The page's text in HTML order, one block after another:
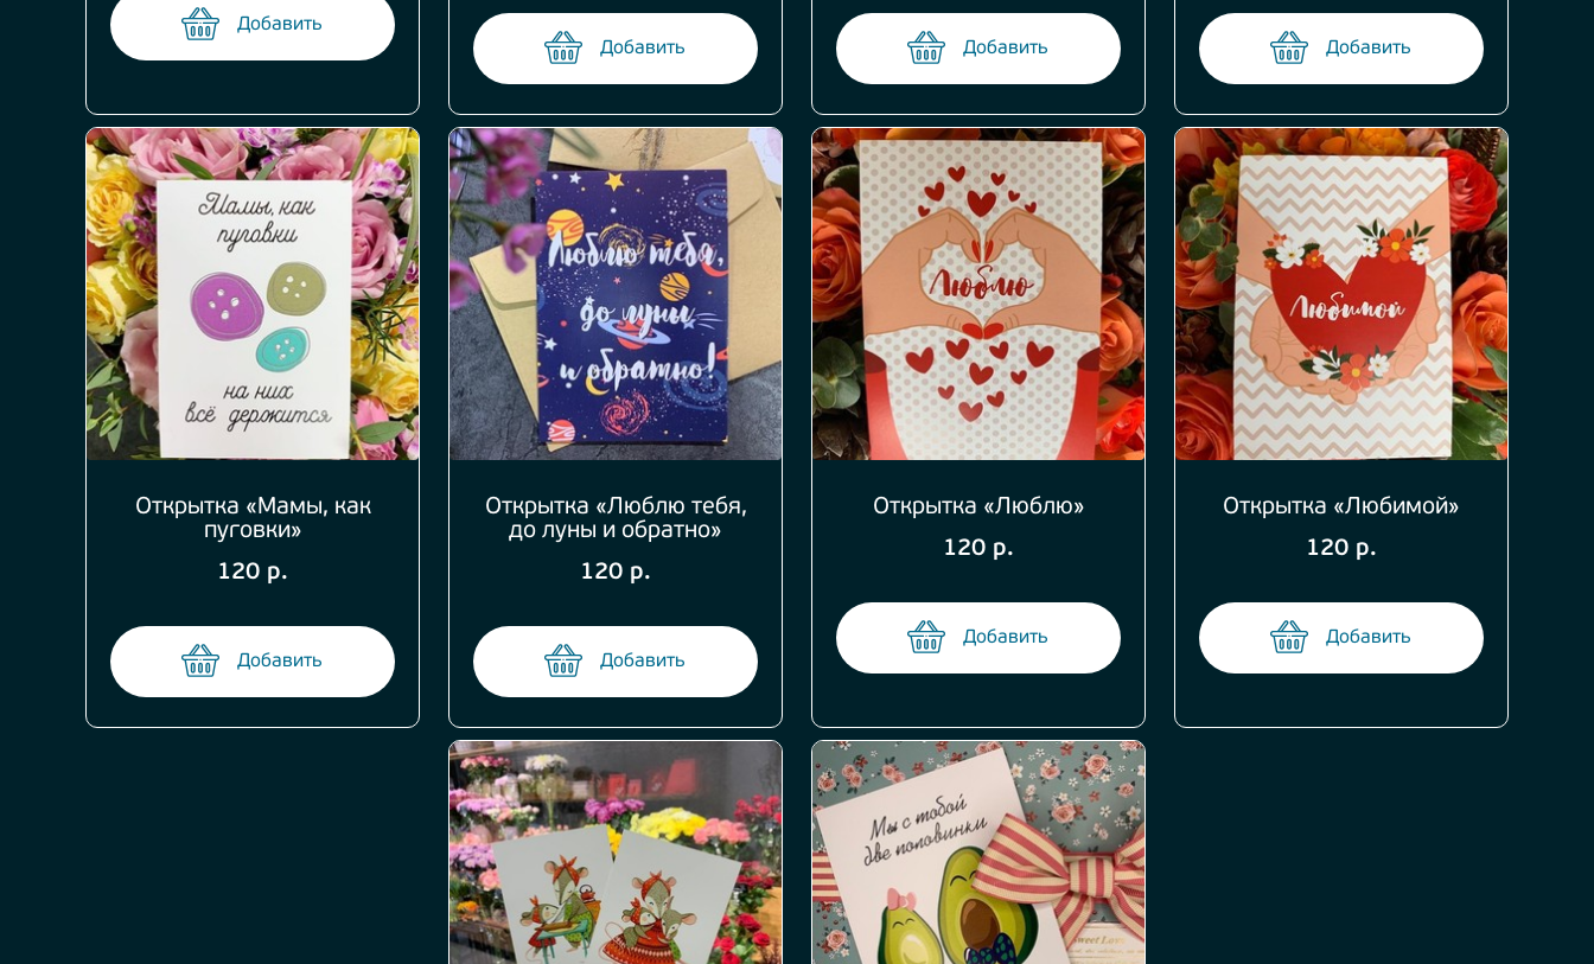
Добавить
Добавить Добавить Добавить
Открытка «Мамы, как
пуговки»
120 р.
Добавить
Открытка «Люблю тебя,
до луны и обратно»
120 р.
Добавить
Открытка «Люблю»
120 р.
Добавить
Открытка «Любимой»
120 р.
Добавить